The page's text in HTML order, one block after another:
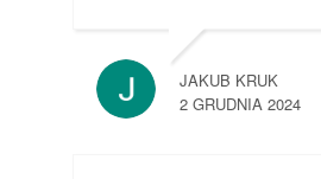
JAKUB KRUK
2 GRUDNIA 2024